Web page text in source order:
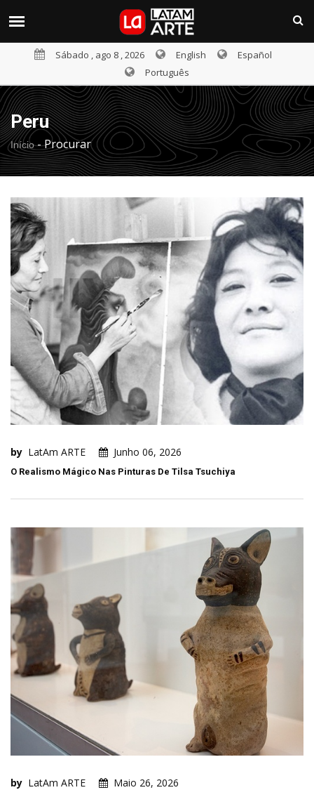
Sábado , ago 8 , 2026 English
Español
Português
Peru
Início-Procurar
by LatAm ARTE Junho 06, 2026
O Realismo Mágico Nas Pinturas De Tilsa Tsuchiya
by LatAm ARTE Maio 26, 2026